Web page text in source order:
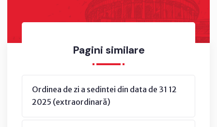
Pagini similare
Ordinea de zi a sedintei din data de 31 12
2025 (extraordinară)